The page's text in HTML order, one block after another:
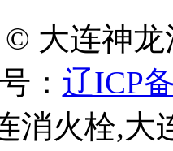
© 大连神
： 辽ICP
消火栓,大